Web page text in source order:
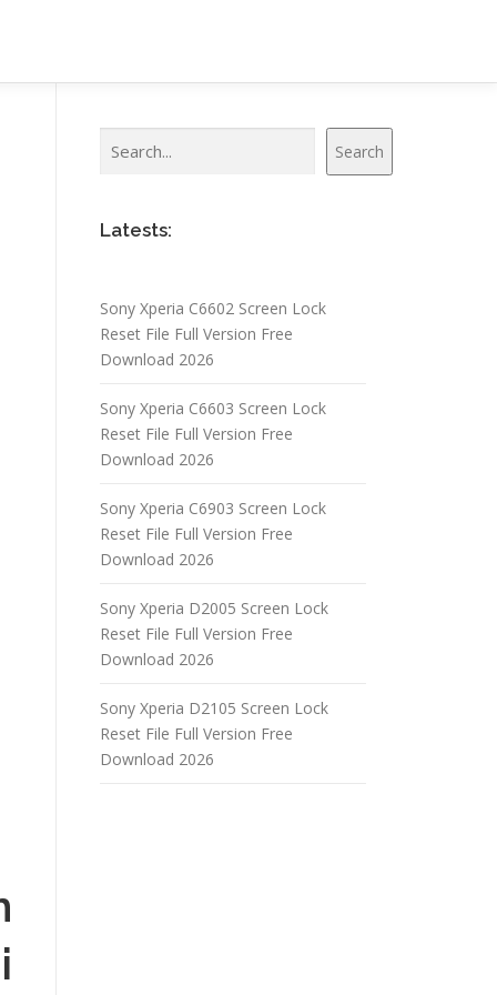
Search
Latests:
Sony Xperia C6602 Screen Lock
Reset File Full Version Free
Download 2026
Sony Xperia C6603 Screen Lock
Reset File Full Version Free
Download 2026
Sony Xperia C6903 Screen Lock
Reset File Full Version Free
Download 2026
Sony Xperia D2005 Screen Lock
Reset File Full Version Free
Download 2026
Sony Xperia D2105 Screen Lock
Reset File Full Version Free
Download 2026